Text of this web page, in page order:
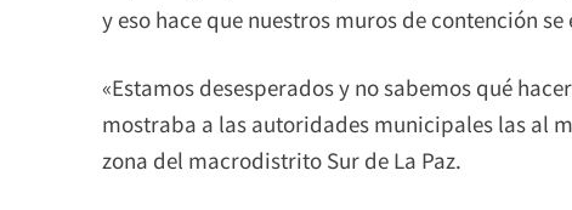
y eso hace que nuestros muros de contención
«Estamos desesperados y no sabemos qué
mostraba a las autoridades municipales las al
zona del macrodistrito Sur de La Paz.